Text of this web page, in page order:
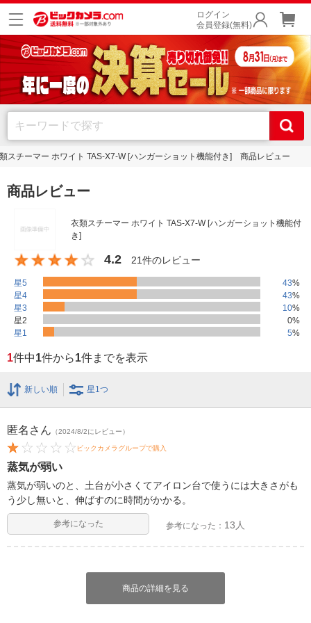
ログイン
会員登録(無料)
スチーマー ホワイト TAS-X7-W [ハンガーショット機能付き] 商品レビュー
商品レビュー
衣類スチーマー ホワイト TAS-X7-W [ハンガーショット機能付
き]
4.2 21件のレビュー
星5 43%
星4
43%
星3
10%
星2
0%
星1
5%
1件中1件から1件までを表示
新しい順 星1つ
匿名 さん （2024/8/2にレビュー）
ビックカメラグループで購入
蒸気が弱い
蒸気が弱いのと、土台が小さくてアイロン台で使うには大きさがも
う少し無いと、伸ばすのに時間がかかる。
参考になった 参考になった： 13人
商品の詳細を見る